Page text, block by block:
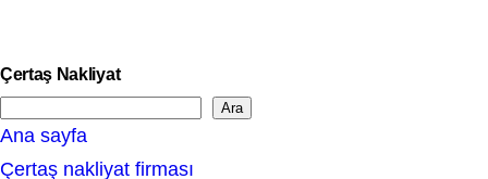
Çertaş Nakliyat
e
Ara
Ana sayfa
Çertaş nakliyat firması